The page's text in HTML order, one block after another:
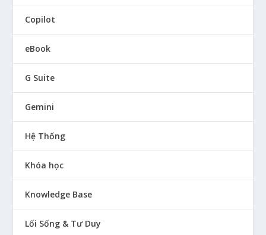
Copilot
eBook
G Suite
Gemini
Hệ Thống
Khóa học
Knowledge Base
Lối Sống & Tư Duy